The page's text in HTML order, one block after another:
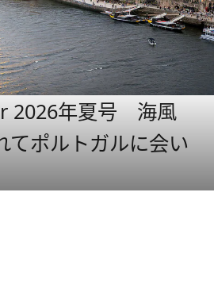
2026年夏号 海風
てポルトガルに会い